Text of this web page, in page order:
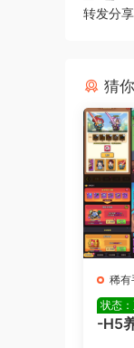
转发分
猜
稀有
状态
-H5